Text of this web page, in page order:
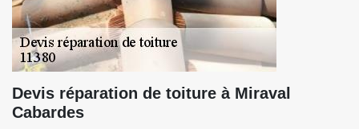
Devis réparation de toiture à Miraval
Cabardes